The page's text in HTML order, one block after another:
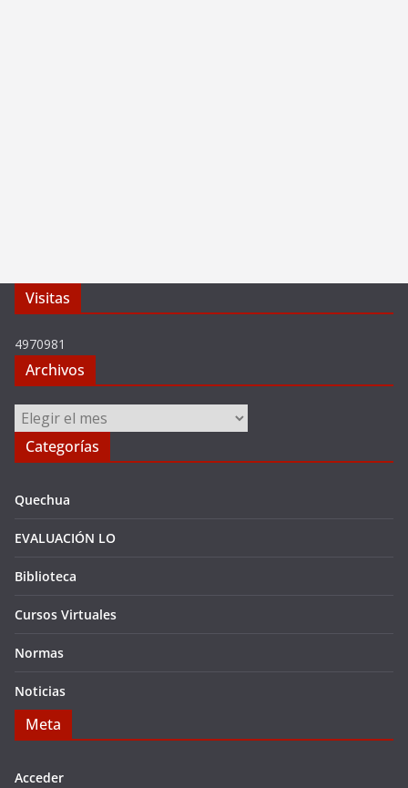
Visitas
4970981
Archivos
Archivos
Categorías
Quechua
EVALUACIÓN LO
Biblioteca
Cursos Virtuales
Normas
Noticias
Meta
Acceder